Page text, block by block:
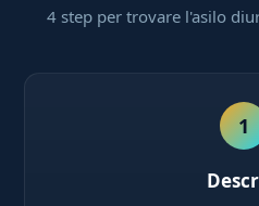
4 step per trovare l'asilo
1